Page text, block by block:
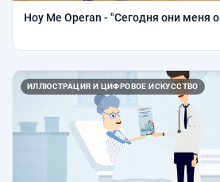
Hoy Me Operan - "Сегодня они меня
ИЛЛЮСТРАЦИЯ И ЦИФРОВОЕ ИСКУССТВО